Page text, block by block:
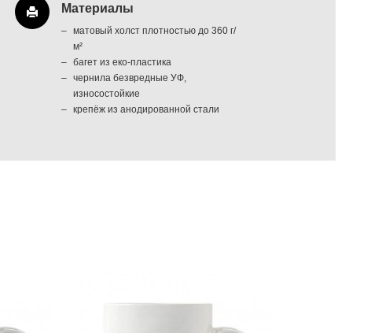
Материалы
матовый холст плотностью до 360 г/
м²
багет из еко-пластика
чернила безвредные УФ,
износостойкие
крепёж из анодированной стали